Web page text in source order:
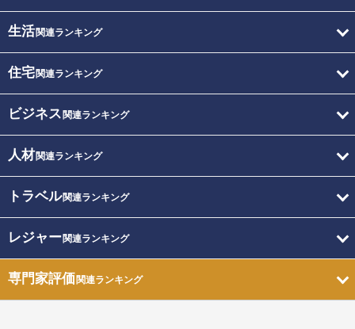
生活関連ランキング
住宅関連ランキング
ビジネス 関連ランキング
人材関連ランキング
トラベル関連ランキング
レジャー関連ランキング
専門家評価関連ランキング